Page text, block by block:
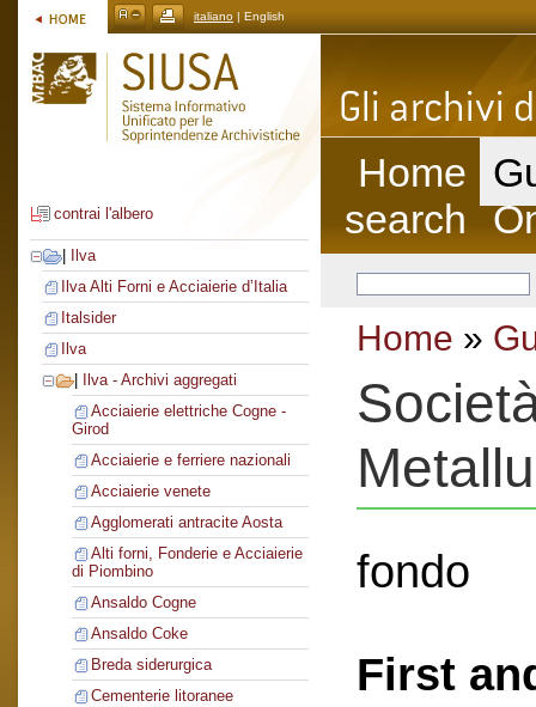
italiano | English
contrai l'albero
Ilva
Ilva Alti Forni e Acciaierie d’Italia
Italsider
Ilva
Ilva - Archivi aggregati
Acciaierie elettriche Cogne -
Girod
Acciaierie e ferriere nazionali
Acciaierie venete
Agglomerati antracite Aosta
Alti forni, Fonderie e Acciaierie
di Piombino
Ansaldo Cogne
Ansaldo Coke
Breda siderurgica
Cementerie litoranee
Home
search
Home »
fondo
First